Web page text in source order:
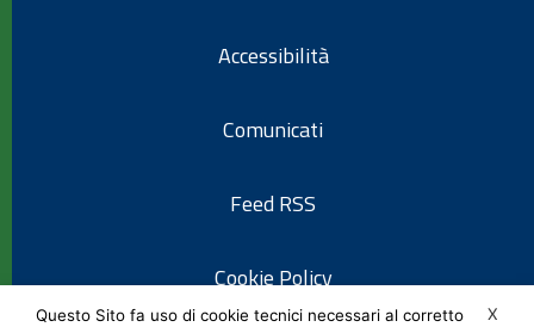
Accessibilità
Comunicati
Feed RSS
Cookie Policy
X
Questo Sito fa uso di cookie tecnici necessari al corretto